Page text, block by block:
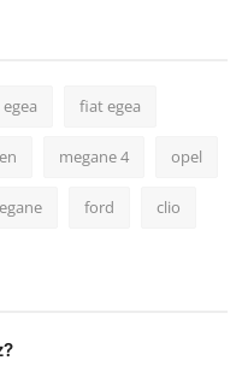
egea fiat egea
megane 4 opel
ford clio